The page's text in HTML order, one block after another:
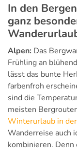
In den
ganz
Alpen: Das
Frühling an
lässt das bunte
farbenfroh
sind die
meisten
Winterurlaub in
Wanderreise auch
kombinieren. Denn